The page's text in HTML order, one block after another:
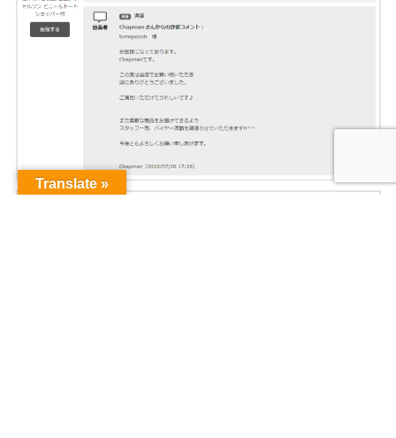
Translate »